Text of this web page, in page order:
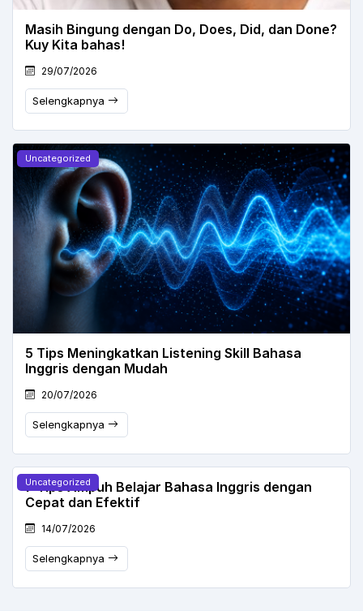
Masih Bingung dengan Do, Does, Did, dan Done?
Kuy Kita bahas!
29/07/2026
Selengkapnya
Uncategorized
5 Tips Meningkatkan Listening Skill Bahasa
Inggris dengan Mudah
20/07/2026
Selengkapnya
Uncategorized
7 Tips Ampuh Belajar Bahasa Inggris dengan
Cepat dan Efektif
14/07/2026
Selengkapnya